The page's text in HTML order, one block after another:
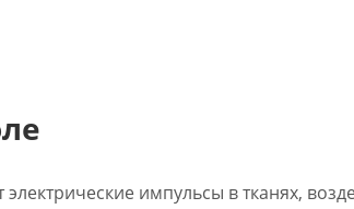
импульсы в тканях,